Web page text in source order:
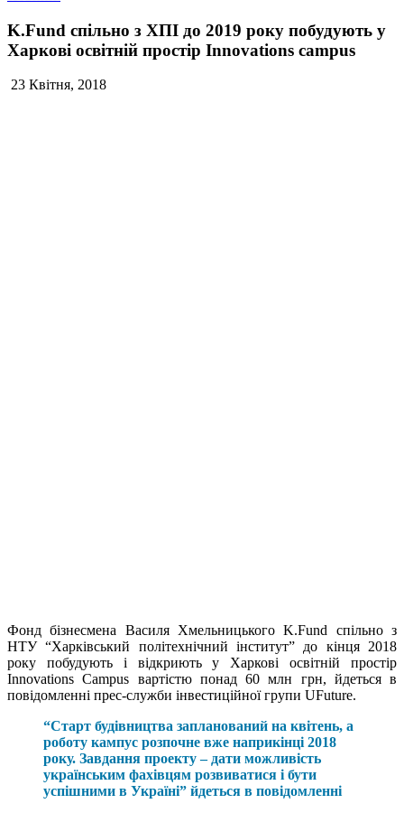
K.Fund спільно з ХПІ до 2019 року побудують у
Харкові освітній простір Innovations campus
23 Квітня, 2018
Фонд бізнесмена Василя Хмельницького K.Fund спільно з
НТУ “Харківський політехнічний інститут” до кінця 2018
року побудують і відкриють у Харкові освітній простір
Innovations Campus вартістю понад 60 млн грн, йдеться в
повідомленні прес-служби інвестиційної групи UFuture.
“Старт будівництва запланований на квітень, а
роботу кампус розпочне вже наприкінці 2018
року. Завдання проекту – дати можливість
українським фахівцям розвиватися і бути
успішними в Україні” йдеться в повідомленні